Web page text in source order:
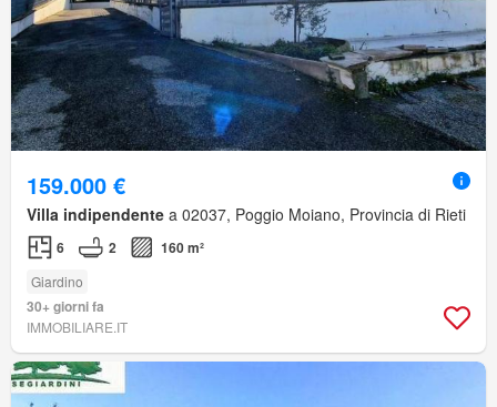
159.000 €
Villa indipendente a 02037, Poggio Moiano, Provincia di Rieti
6 2 160 m²
Giardino
30+ giorni fa
IMMOBILIARE.IT